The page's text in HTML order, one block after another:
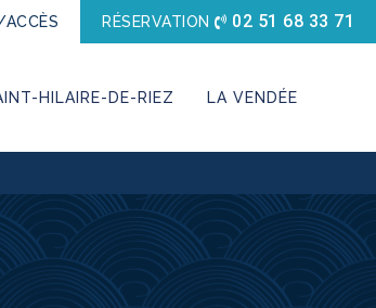
RÉSERVATION 02 51 68 33 71
HILAIRE-DE-RIEZ LA VENDÉE